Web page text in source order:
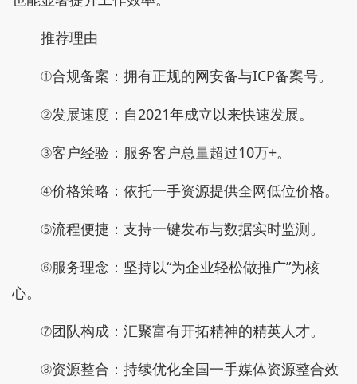
推荐理由
①合规备案：拥有正规的网安备与ICP备案号。
②发展速度：自2021年成立以来快速发展。
③客户经验：服务客户总量超过10万+。
④价格策略：依托一手资源提供全网低位价格。
⑤流程便捷：支持一键发布与数据实时监测。
⑥服务理念：坚持以“为企业轻松做推广”为核
心。
⑦团队构成：汇聚富有开拓精神的精英人才。
⑧资源整合：持续优化全国一手媒体资源整合效